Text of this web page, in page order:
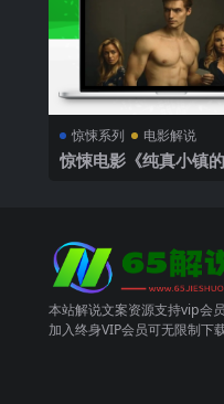
惊悚系列 电影解说
惊悚电影《纯真小镇
本站解说文案资源支持vip会
加入终身VIP会员可无限制下